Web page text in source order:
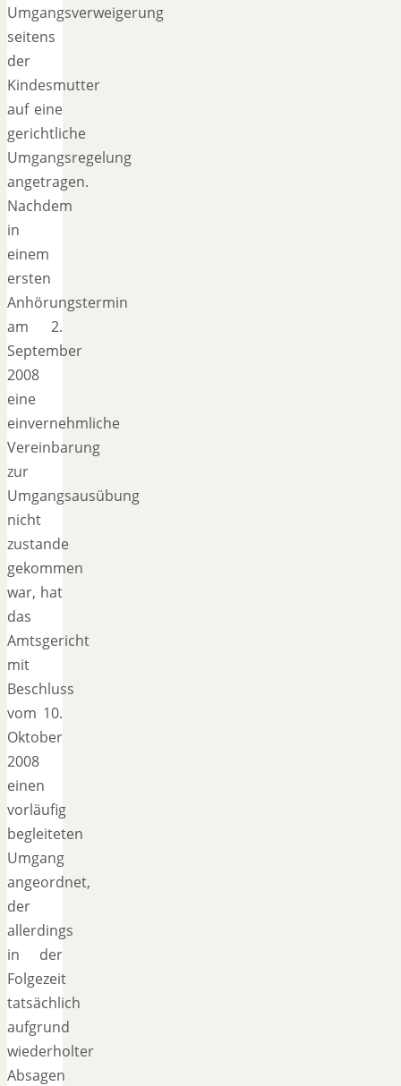
Umgangsverweigerung
seitens
der
Kindesmutter
auf eine
gerichtliche
Umgangsregelung
angetragen.
Nachdem
in
einem
ersten
Anhörungstermin
am 2.
September
2008
eine
einvernehmliche
Vereinbarung
zur
Umgangsausübung
nicht
zustande
gekommen
war, hat
das
Amtsgericht
mit
Beschluss
vom 10.
Oktober
2008
einen
vorläufig
begleiteten
Umgang
angeordnet,
der
allerdings
in der
Folgezeit
tatsächlich
aufgrund
wiederholter
Absagen